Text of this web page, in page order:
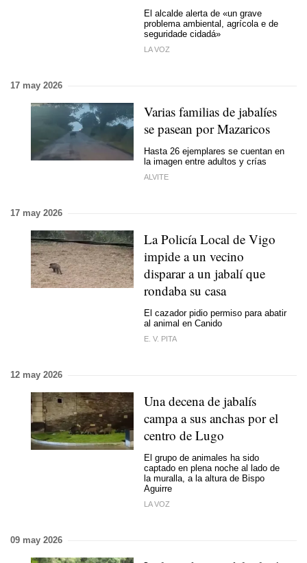
El alcalde alerta de «un grave
problema ambiental, agrícola e de
seguridade cidadá»
LA VOZ
17 may 2026
Varias familias de jabalíes
se pasean por Mazaricos
Hasta 26 ejemplares se cuentan en
la imagen entre adultos y crías
ALVITE
17 may 2026
La Policía Local de Vigo
impide a un vecino
disparar a un jabalí que
rondaba su casa
El cazador pidio permiso para abatir
al animal en Canido
E. V. PITA
12 may 2026
Una decena de jabalís
campa a sus anchas por el
centro de Lugo
El grupo de animales ha sido
captado en plena noche al lado de
la muralla, a la altura de Bispo
Aguirre
LA VOZ
09 may 2026